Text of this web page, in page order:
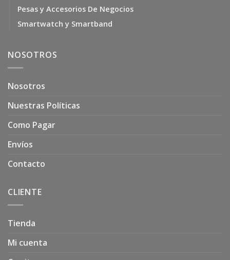
Pesas y Accesorios De Negocios
Smartwatch y Smartband
NOSOTROS
Nosotros
Nuestras Políticas
Como Pagar
Envíos
Contacto
CLIENTE
Tienda
Mi cuenta